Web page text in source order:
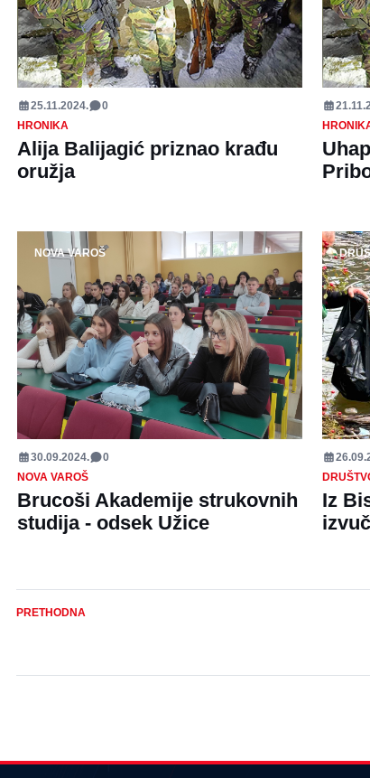
25.11.2024.
0
HRONIKA
Alija Balijagić priznao krađu
oružja
NOVA VAROŠ
30.09.2024.
0
NOVA VAROŠ
Brucoši Akademije strukovnih
studija - odsek Užice
Iz
PRETHODNA